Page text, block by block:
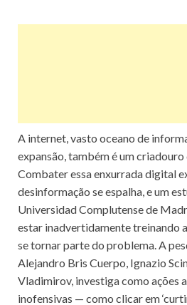
A internet, vasto oceano de
expansão, também é um
Combater essa enxurrada digital
desinformação se espalha, e um
Universidad Complutense de
estar inadvertidamente treinando
se tornar parte do problema. A
Alejandro Bris Cuerpo, Ignazio
Vladimirov, investiga como ações
inofensivas — como clicar em